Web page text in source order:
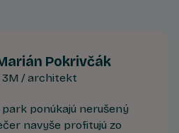
Pokrivčák
/ architekt
ponúkajú nerušený
navyše profitujú zo